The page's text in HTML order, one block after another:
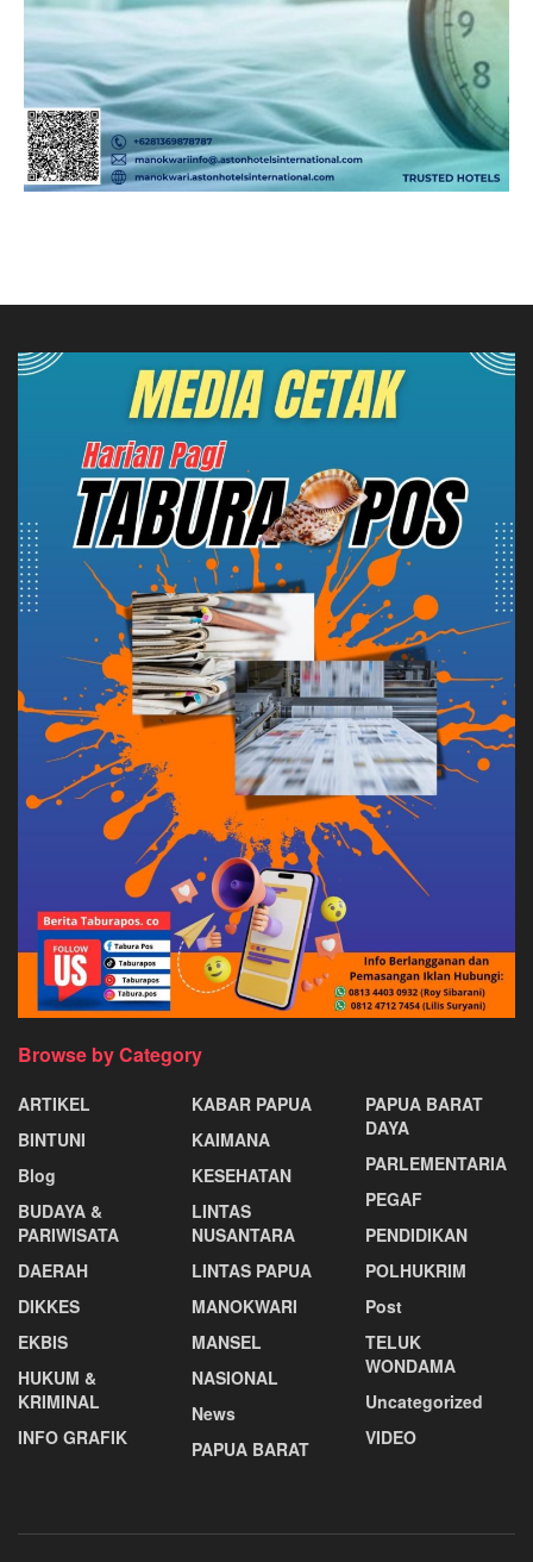
Browse by Category
ARTIKEL
BINTUNI
Blog
BUDAYA &
PARIWISATA
DAERAH
DIKKES
EKBIS
HUKUM &
KRIMINAL
INFO GRAFIK
KABAR PAPUA
KAIMANA
KESEHATAN
LINTAS
NUSANTARA
LINTAS PAPUA
MANOKWARI
MANSEL
NASIONAL
News
PAPUA BARAT
PAPUA BARAT
DAYA
PARLEMENTARIA
PEGAF
PENDIDIKAN
POLHUKRIM
Post
TELUK
WONDAMA
Uncategorized
VIDEO